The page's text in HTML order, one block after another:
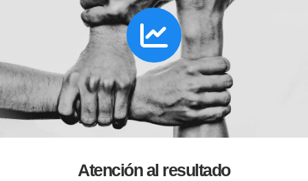
Atención al resultado